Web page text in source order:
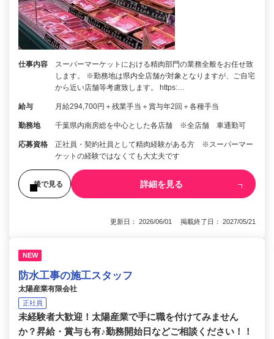
仕事内容
スーパーマーケットにおける精肉部門の業務全般をお任せ致
します。 ※勤務地は県内全店舗が対象となりますが、ご自宅
から近い店舗等考慮致します。 https:…
給与 月給294,700円＋残業手当＋賞与年2回＋各種手当
勤務地 千葉県内南房総を中心とした各店舗 ※全店舗 車通勤可
応募資格
正社員・契約社員として精肉経験がある方 ※スーパーマー
ケットの経験ではなくても大丈夫です
後で見る 詳細を見る
更新日： 2026/06/01 掲載終了日： 2027/05/21
NEW
防水工事の施工スタッフ
太陽産業有限会社
正社員
未経験者大歓迎！太陽産業で手に職を付けてみません
か？昇給・賞与も有♪勤務開始日などご相談ください！！